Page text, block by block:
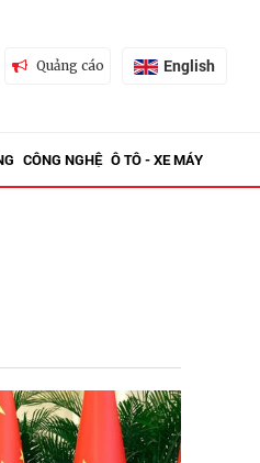
Quảng cáo English
CÔNG NGHỆ Ô TÔ - XE MÁY